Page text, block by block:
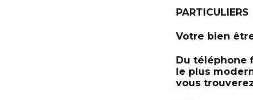
PARTICULIERS
Votre bien
Du téléphone
le plus
vous